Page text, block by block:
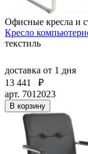
Офисные кресла и
Кресло
текстиль
доставка от 1 дня
13 441
₽
арт. 7012023
В корзину